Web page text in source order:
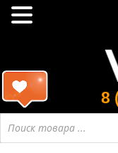
8
товара